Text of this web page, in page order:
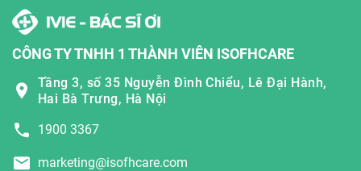
CÔNG TY TNHH 1 THÀNH VIÊN ISOFHCARE
Tầng 3, số 35 Nguyễn Đình Chiểu, Lê Đại Hành,
Hai Bà Trưng, Hà Nội
1900 3367
marketing@isofhcare.com